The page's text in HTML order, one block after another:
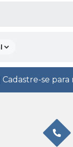
Cadastre-se para